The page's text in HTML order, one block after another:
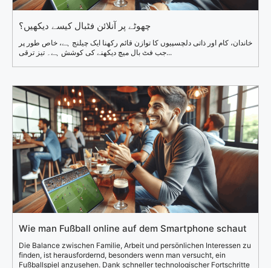
چھوٹے پر آنلائن فٹبال کیسے دیکھیں؟
خاندان، کام اور ذاتی دلچسپیوں کا توازن قائم رکھنا ایک چیلنج ہے، خاص طور پر
جب فٹ بال میچ دیکھنے کی کوشش ہے۔ تیز ترقی...
Wie man Fußball online auf dem Smartphone schaut
Die Balance zwischen Familie, Arbeit und persönlichen Interessen zu
finden, ist herausfordernd, besonders wenn man versucht, ein
Fußballspiel anzusehen. Dank schneller technologischer Fortschritte